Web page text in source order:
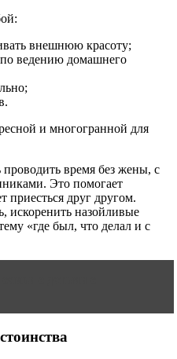
внешнюю красоту;
ведению домашнего
и многогранной для
время без жены, с
Это помогает
приесться друг другом.
искоренить назойливые
«где был, что делал и с